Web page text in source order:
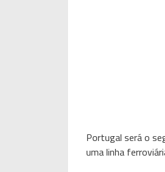
Portugal será o
uma linha